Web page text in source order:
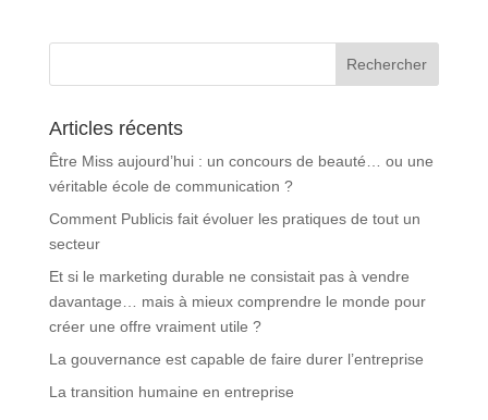
Articles récents
Être Miss aujourd’hui : un concours de beauté… ou une
véritable école de communication ?
Comment Publicis fait évoluer les pratiques de tout un
secteur
Et si le marketing durable ne consistait pas à vendre
davantage… mais à mieux comprendre le monde pour
créer une offre vraiment utile ?
La gouvernance est capable de faire durer l’entreprise
La transition humaine en entreprise